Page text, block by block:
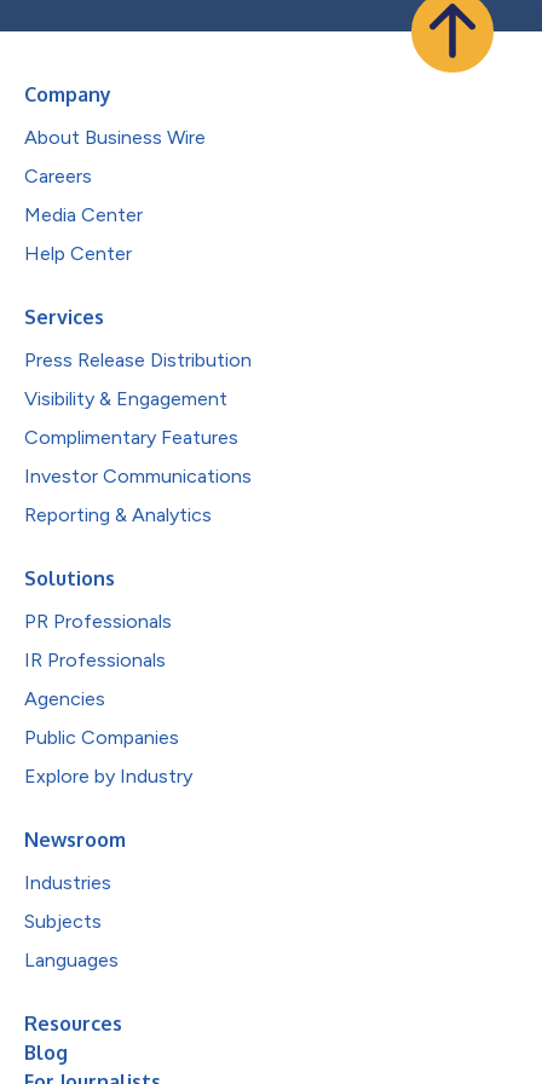
Company
About Business Wire
Careers
Media Center
Help Center
Services
Press Release Distribution
Visibility & Engagement
Complimentary Features
Investor Communications
Reporting & Analytics
Solutions
PR Professionals
IR Professionals
Agencies
Public Companies
Explore by Industry
Newsroom
Industries
Subjects
Languages
Resources
Blog